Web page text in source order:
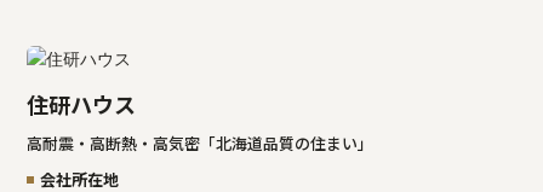
住研ハウス
高耐震・高断熱・高気密「北海道品質の住まい」
会社所在地